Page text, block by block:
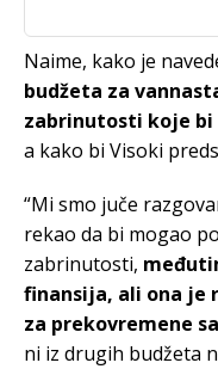
Naime, kako je
budžeta za
zabrinutosti koje bi
a kako bi Visoki
“Mi smo juče
rekao da bi mogao
zabrinutosti,
finansija, ali ona je
za prekovremene
ni iz drugih budžeta